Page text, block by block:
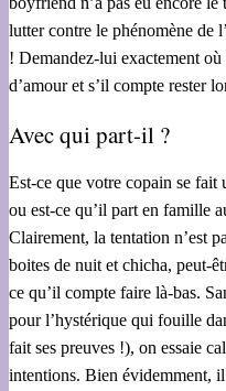
lutter contre le phénomène de
! Demandez-lui exactement
d’amour et s’il compte rester
Avec qui part-il ?
Est-ce que votre copain se
ou est-ce qu’il part en famille
Clairement, la tentation n’est
boites de nuit et chicha, peut-
ce qu’il compte faire là-bas.
pour l’hystérique qui fouille
fait ses preuves !), on essaie
intentions. Bien évidemment,